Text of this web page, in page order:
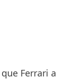
Ferrari a